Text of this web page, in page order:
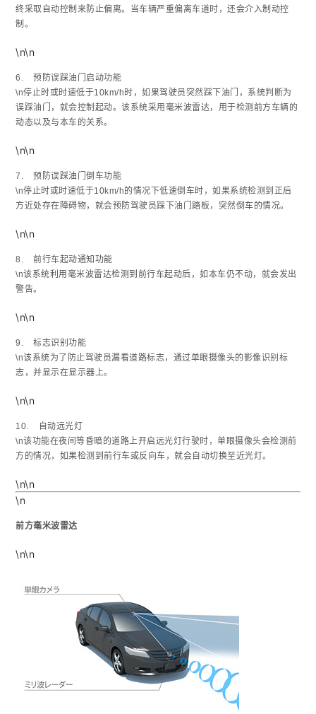
终采取自动控制来防止偏离。当车辆严重偏离车道时，还会介入制动控
制。
\n\n
6. 预防误踩油门启动功能
\n停止时或时速低于10km/h时，如果驾驶员突然踩下油门，系统判断为
误踩油门，就会控制起动。该系统采用毫米波雷达，用于检测前方车辆的
动态以及与本车的关系。
\n\n
7. 预防误踩油门倒车功能
\n停止时或时速低于10km/h的情况下低速倒车时，如果系统检测到正后
方近处存在障碍物，就会预防驾驶员踩下油门踏板，突然倒车的情况。
\n\n
8. 前行车起动通知功能
\n该系统利用毫米波雷达检测到前行车起动后，如本车仍不动，就会发出
警告。
\n\n
9. 标志识别功能
\n该系统为了防止驾驶员漏看道路标志，通过单眼摄像头的影像识别标
志，并显示在显示器上。
\n\n
10. 自动远光灯
\n该功能在夜间等昏暗的道路上开启远光灯行驶时，单眼摄像头会检测前
方的情况，如果检测到前行车或反向车，就会自动切换至近光灯。
\n\n
\n
前方毫米波雷达
\n\n